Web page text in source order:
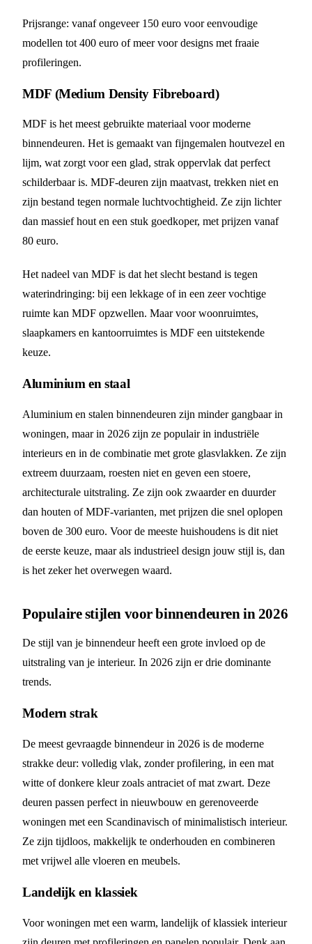
Prijsrange: vanaf ongeveer 150 euro voor eenvoudige
modellen tot 400 euro of meer voor designs met fraaie
profileringen.
MDF (Medium Density Fibreboard)
MDF is het meest gebruikte materiaal voor moderne
binnendeuren. Het is gemaakt van fijngemalen houtvezel en
lijm, wat zorgt voor een glad, strak oppervlak dat perfect
schilderbaar is. MDF-deuren zijn maatvast, trekken niet en
zijn bestand tegen normale luchtvochtigheid. Ze zijn lichter
dan massief hout en een stuk goedkoper, met prijzen vanaf
80 euro.
Het nadeel van MDF is dat het slecht bestand is tegen
waterindringing: bij een lekkage of in een zeer vochtige
ruimte kan MDF opzwellen. Maar voor woonruimtes,
slaapkamers en kantoorruimtes is MDF een uitstekende
keuze.
Aluminium en staal
Aluminium en stalen binnendeuren zijn minder gangbaar in
woningen, maar in 2026 zijn ze populair in industriële
interieurs en in de combinatie met grote glasvlakken. Ze zijn
extreem duurzaam, roesten niet en geven een stoere,
architecturale uitstraling. Ze zijn ook zwaarder en duurder
dan houten of MDF-varianten, met prijzen die snel oplopen
boven de 300 euro. Voor de meeste huishoudens is dit niet
de eerste keuze, maar als industrieel design jouw stijl is, dan
is het zeker het overwegen waard.
Populaire stijlen voor binnendeuren in 2026
De stijl van je binnendeur heeft een grote invloed op de
uitstraling van je interieur. In 2026 zijn er drie dominante
trends.
Modern strak
De meest gevraagde binnendeur in 2026 is de moderne
strakke deur: volledig vlak, zonder profilering, in een mat
witte of donkere kleur zoals antraciet of mat zwart. Deze
deuren passen perfect in nieuwbouw en gerenoveerde
woningen met een Scandinavisch of minimalistisch interieur.
Ze zijn tijdloos, makkelijk te onderhouden en combineren
met vrijwel alle vloeren en meubels.
Landelijk en klassiek
Voor woningen met een warm, landelijk of klassiek interieur